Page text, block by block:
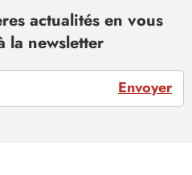
actualités en vous
la newsletter
Envoyer